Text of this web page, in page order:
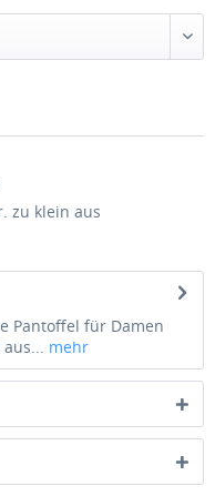
zu klein aus
Pantoffel für Damen
mehr